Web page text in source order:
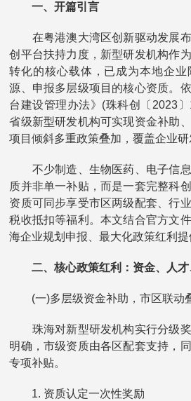
一、开篇引言
在粤港澳大湾区创新驱动发展布
创平台扶持力度，新型研发机构作
转化的核心载体，已成为本地企
源、申报多层级项目的核心资质。
台建设管理办法》(珠科创〔2023〕
省级新型研发机构可实现资金补助
项目倾斜多重政策叠加，覆盖企业研
不少制造、生物医药、电子信息
质并非单一补贴，而是一套完整科
资质可同步享受市区两级配套、行
税收抵扣等福利。本文结合官方文
海企业规划申报、最大化政策红利提
二、核心政策红利：资金、人才
(一)多层级资金补助，市区联动
珠海对新型研发机构实行分级奖
明确，市级资质由各区配套支持，
专项补贴。
1. 资质认定一次性奖励